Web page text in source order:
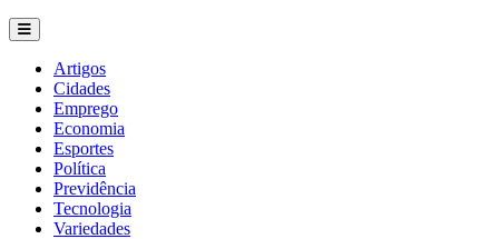
Artigos
Cidades
Emprego
Economia
Esportes
Política
Previdência
Tecnologia
Variedades